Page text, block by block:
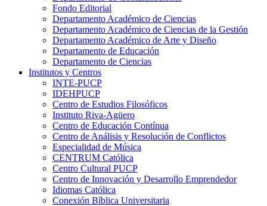
Fondo Editorial
Departamento Académico de Ciencias
Departamento Académico de Ciencias de la Gestión
Departamento Académico de Arte y Diseño
Departamento de Educación
Departamento de Ciencias
Institutos y Centros
INTE-PUCP
IDEHPUCP
Centro de Estudios Filosóficos
Instituto Riva-Agüero
Centro de Educación Contínua
Centro de Análisis y Resolución de Conflictos
Especialidad de Música
CENTRUM Católica
Centro Cultural PUCP
Centro de Innovación y Desarrollo Emprendedor
Idiomas Católica
Conexión Bíblica Universitaria